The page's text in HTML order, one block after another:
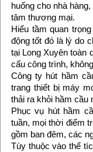
huống cho nhà
tâm thương mại.
Hiểu tầm quan
động tốt đó là lý do
tại Long Xuyên toàn
cấu công trình,
Công ty hút hầm
trang thiết bị máy
thải ra khỏi hầm cầu
Phục vụ hút hầm
tuần, mọi thời điểm
gồm ban đêm, các
Tùy thuộc vào thể